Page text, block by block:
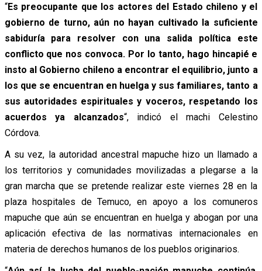
“Es preocupante que los actores del Estado chileno y el
gobierno de turno, aún no hayan cultivado la suficiente
sabiduría para resolver con una salida política este
conflicto que nos convoca. Por lo tanto, hago hincapié e
insto al Gobierno chileno a encontrar el equilibrio, junto a
los que se encuentran en huelga y sus familiares, tanto a
sus autoridades espirituales y voceros, respetando los
acuerdos ya alcanzados“, indicó el machi Celestino
Córdova.
A su vez, la autoridad ancestral mapuche hizo un llamado a
los territorios y comunidades movilizadas a plegarse a la
gran marcha que se pretende realizar este viernes 28 en la
plaza hospitales de Temuco, en apoyo a los comuneros
mapuche que aún se encuentran en huelga y abogan por una
aplicación efectiva de las normativas internacionales en
materia de derechos humanos de los pueblos originarios.